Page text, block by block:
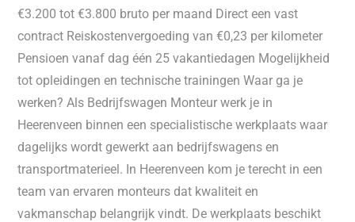
€3.200 tot €3.800 bruto per maand Direct een vast
contract Reiskostenvergoeding van €0,23 per kilometer
Pensioen vanaf dag één 25 vakantiedagen Mogelijkheid
tot opleidingen en technische trainingen Waar ga je
werken? Als Bedrijfswagen Monteur werk je in
Heerenveen binnen een specialistische werkplaats waar
dagelijks wordt gewerkt aan bedrijfswagens en
transportmaterieel. In Heerenveen kom je terecht in een
team van ervaren monteurs dat kwaliteit en
vakmanschap belangrijk vindt. De werkplaats beschikt